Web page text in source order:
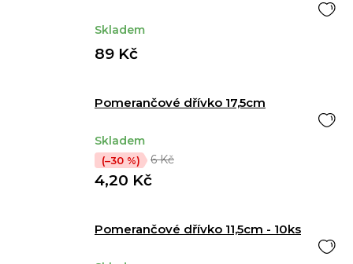
Skladem
89 Kč
Pomerančové dřívko 17,5cm
Skladem
6 Kč
(–30 %)
4,20 Kč
Pomerančové dřívko 11,5cm - 10ks